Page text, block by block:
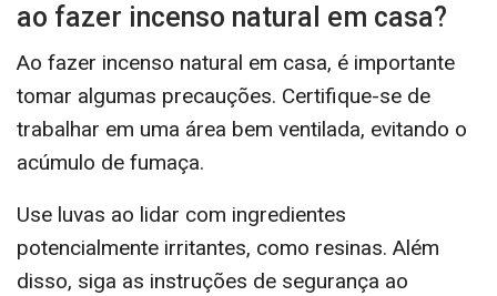
ao fazer incenso natural em casa?
Ao fazer incenso natural em casa, é importante
tomar algumas precauções. Certifique-se de
trabalhar em uma área bem ventilada, evitando o
acúmulo de fumaça.
Use luvas ao lidar com ingredientes
potencialmente irritantes, como resinas. Além
disso, siga as instruções de segurança ao